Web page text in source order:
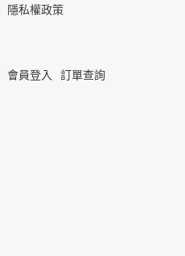
隱私權政策
會員登入
訂單查詢